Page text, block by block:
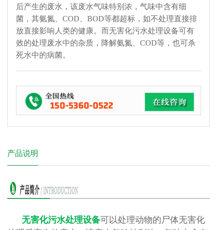
后产生的废水，该废水气味特别浓，气味中含有细
菌，其氨氮、COD、BOD等都超标，如不处理直接排
放直接影响人类的健康。而无害化污水处理设备可有
效的处理废水中的杂质，降解氨氮、COD等，也可杀
死水中的病菌。
产品说明
无害化污水处理设备可以处理动物的尸体无害化